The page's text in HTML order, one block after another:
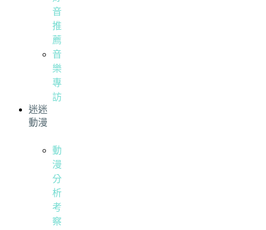
音
推
薦
音
樂
專
訪
迷迷
動漫
動
漫
分
析
考
察